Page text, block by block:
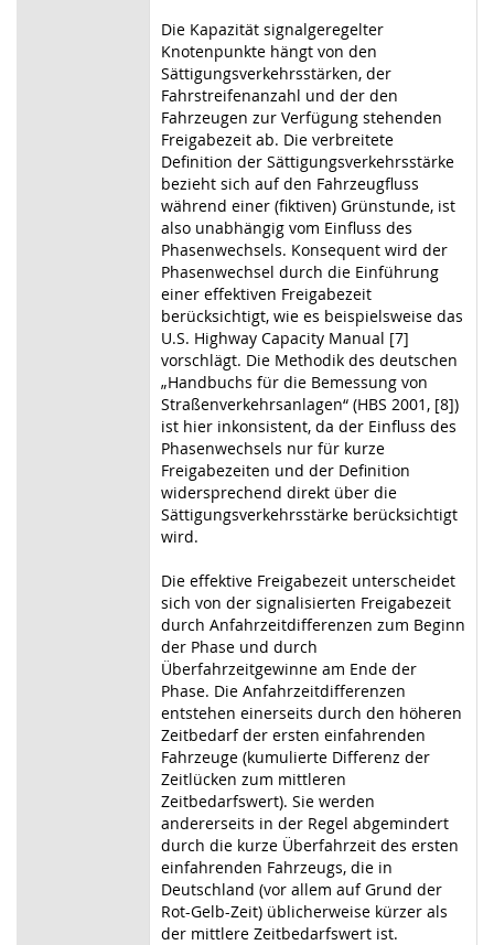
Die Kapazität signalgeregelter
Knotenpunkte hängt von den
Sättigungsverkehrsstärken, der
Fahrstreifenanzahl und der den
Fahrzeugen zur Verfügung stehenden
Freigabezeit ab. Die verbreitete
Definition der Sättigungsverkehrsstärke
bezieht sich auf den Fahrzeugfluss
während einer (fiktiven) Grünstunde, ist
also unabhängig vom Einfluss des
Phasenwechsels. Konsequent wird der
Phasenwechsel durch die Einführung
einer effektiven Freigabezeit
berücksichtigt, wie es beispielsweise das
U.S. Highway Capacity Manual [7]
vorschlägt. Die Methodik des deutschen
„Handbuchs für die Bemessung von
Straßenverkehrsanlagen“ (HBS 2001, [8])
ist hier inkonsistent, da der Einfluss des
Phasenwechsels nur für kurze
Freigabezeiten und der Definition
widersprechend direkt über die
Sättigungsverkehrsstärke berücksichtigt
wird.
Die effektive Freigabezeit unterscheidet
sich von der signalisierten Freigabezeit
durch Anfahrzeitdifferenzen zum Beginn
der Phase und durch
Überfahrzeitgewinne am Ende der
Phase. Die Anfahrzeitdifferenzen
entstehen einerseits durch den höheren
Zeitbedarf der ersten einfahrenden
Fahrzeuge (kumulierte Differenz der
Zeitlücken zum mittleren
Zeitbedarfswert). Sie werden
andererseits in der Regel abgemindert
durch die kurze Überfahrzeit des ersten
einfahrenden Fahrzeugs, die in
Deutschland (vor allem auf Grund der
Rot-Gelb-Zeit) üblicherweise kürzer als
der mittlere Zeitbedarfswert ist.